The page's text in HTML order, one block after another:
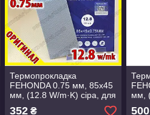
Термопрокладка
FEHONDA 0.75 мм, 85x45
мм, (12.8 W/m·K) сіра, для
RTX 3080/3090/4090 та
352₴
мм,
500